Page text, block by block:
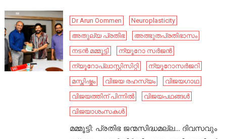
Dr Arun Oommen
Neuroplasticity
അതുല്യ പ്രതിഭ
അത്ഭുതപ്രതിഭാസം
നടൻ മമ്മൂട്ടി
ന്യൂറോ സർജൻ
ന്യൂറോപ്ലാസ്റ്റിസിറ്റി
ന്യൂറോസർജറി
മസ്തിഷ്കം
വിജയ രഹസ്യം
വിജയഗാഥ
വിജയത്തിന് പിന്നിൽ
വിജയപഥങ്ങൾ
വിജയാശംസകൾ
മമ്മൂട്ടി: പ്രതിഭ ജന്മസിദ്ധമല്ല… ദിവസവും